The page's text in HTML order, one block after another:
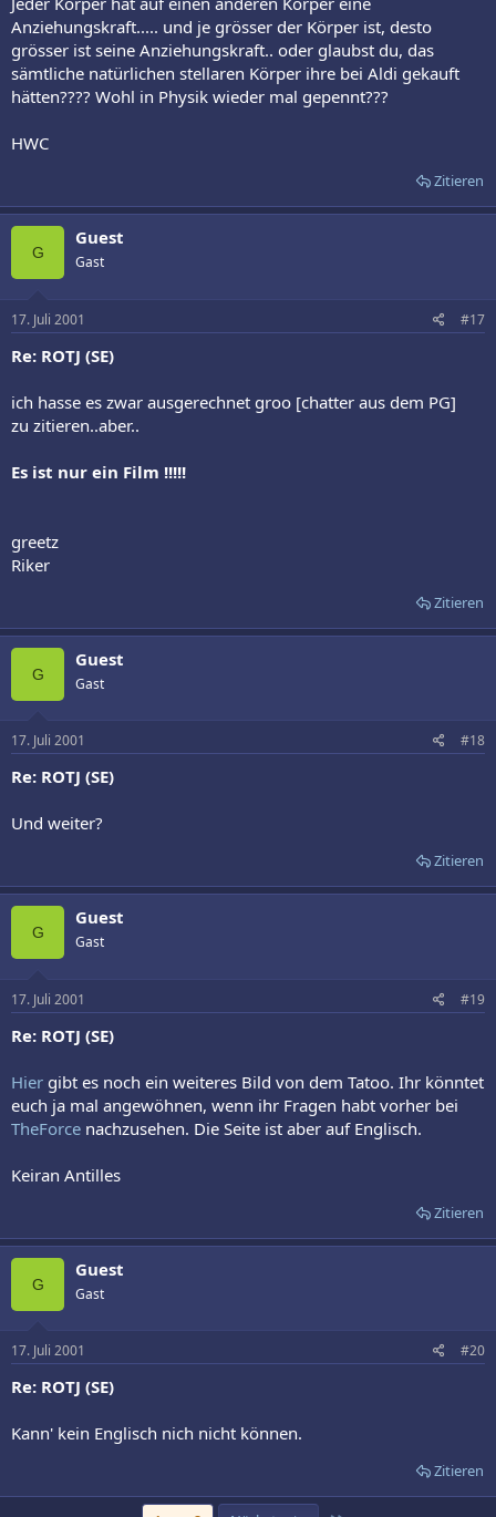
Anziehungskraft..... und je grösser der Körper ist, desto
grösser ist seine Anziehungskraft.. oder glaubst du, das
sämtliche natürlichen stellaren Körper ihre bei Aldi gekauft
hätten???? Wohl in Physik wieder mal gepennt???
HWC
Zitieren
G
Guest
Gast
17. Juli 2001 #17
Re: ROTJ (SE)
ich hasse es zwar ausgerechnet groo [chatter aus dem PG]
zu zitieren..aber..
Es ist nur ein Film !!!!!
greetz
Riker
Zitieren
G
Guest
Gast
17. Juli 2001 #18
Re: ROTJ (SE)
Und weiter?
Zitieren
G
Guest
Gast
17. Juli 2001 #19
Re: ROTJ (SE)
Hier gibt es noch ein weiteres Bild von dem Tatoo. Ihr könntet
euch ja mal angewöhnen, wenn ihr Fragen habt vorher bei
TheForce nachzusehen. Die Seite ist aber auf Englisch.
Keiran Antilles
Zitieren
G
Guest
Gast
17. Juli 2001 #20
Re: ROTJ (SE)
Kann' kein Englisch nich nicht können.
Zitieren